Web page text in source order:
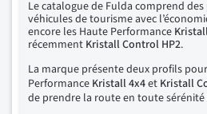
Le catalogue de Fulda comprend
véhicules de tourisme avec
encore les Haute Performance
récemment Kristall Control HP2.
La marque présente deux profils
Performance Kristall 4x4et Kristall
de prendre la route en toute